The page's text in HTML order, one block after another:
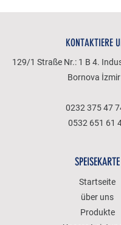
KONTAKTIERE
129/1 Straße Nr.: 1 B 4.
Bornova
0232 375 47
0532 651 61
SPEISEKARTE
Startseite
über uns
Produkte